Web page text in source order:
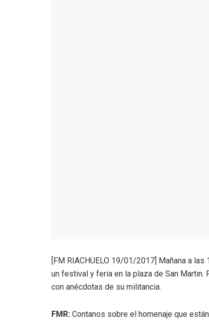
[FM RIACHUELO 19/01/2017] Mañana a
un festival y feria en la plaza de San Martin.
con anécdotas de su militancia.
FMR: Contanos sobre el homenaje que